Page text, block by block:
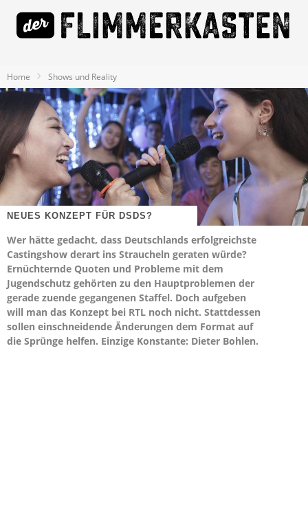
Home Shows und Reality
NEUES KONZEPT FÜR DSDS?
Wer hätte gedacht, dass Deutschlands erfolgreichste
Castingshow derart ins Straucheln geraten würde?
Ernüchternde Quoten und Probleme mit dem
Jugendschutz gehörten zu den Hauptproblemen der
gerade zuende gegangenen Staffel. Doch aufgeben
will man das Konzept bei RTL noch nicht. Stattdessen
sollen einschneidende Änderungen dem Format auf
die Sprünge helfen. Einzige Konstante: Dieter Bohlen.